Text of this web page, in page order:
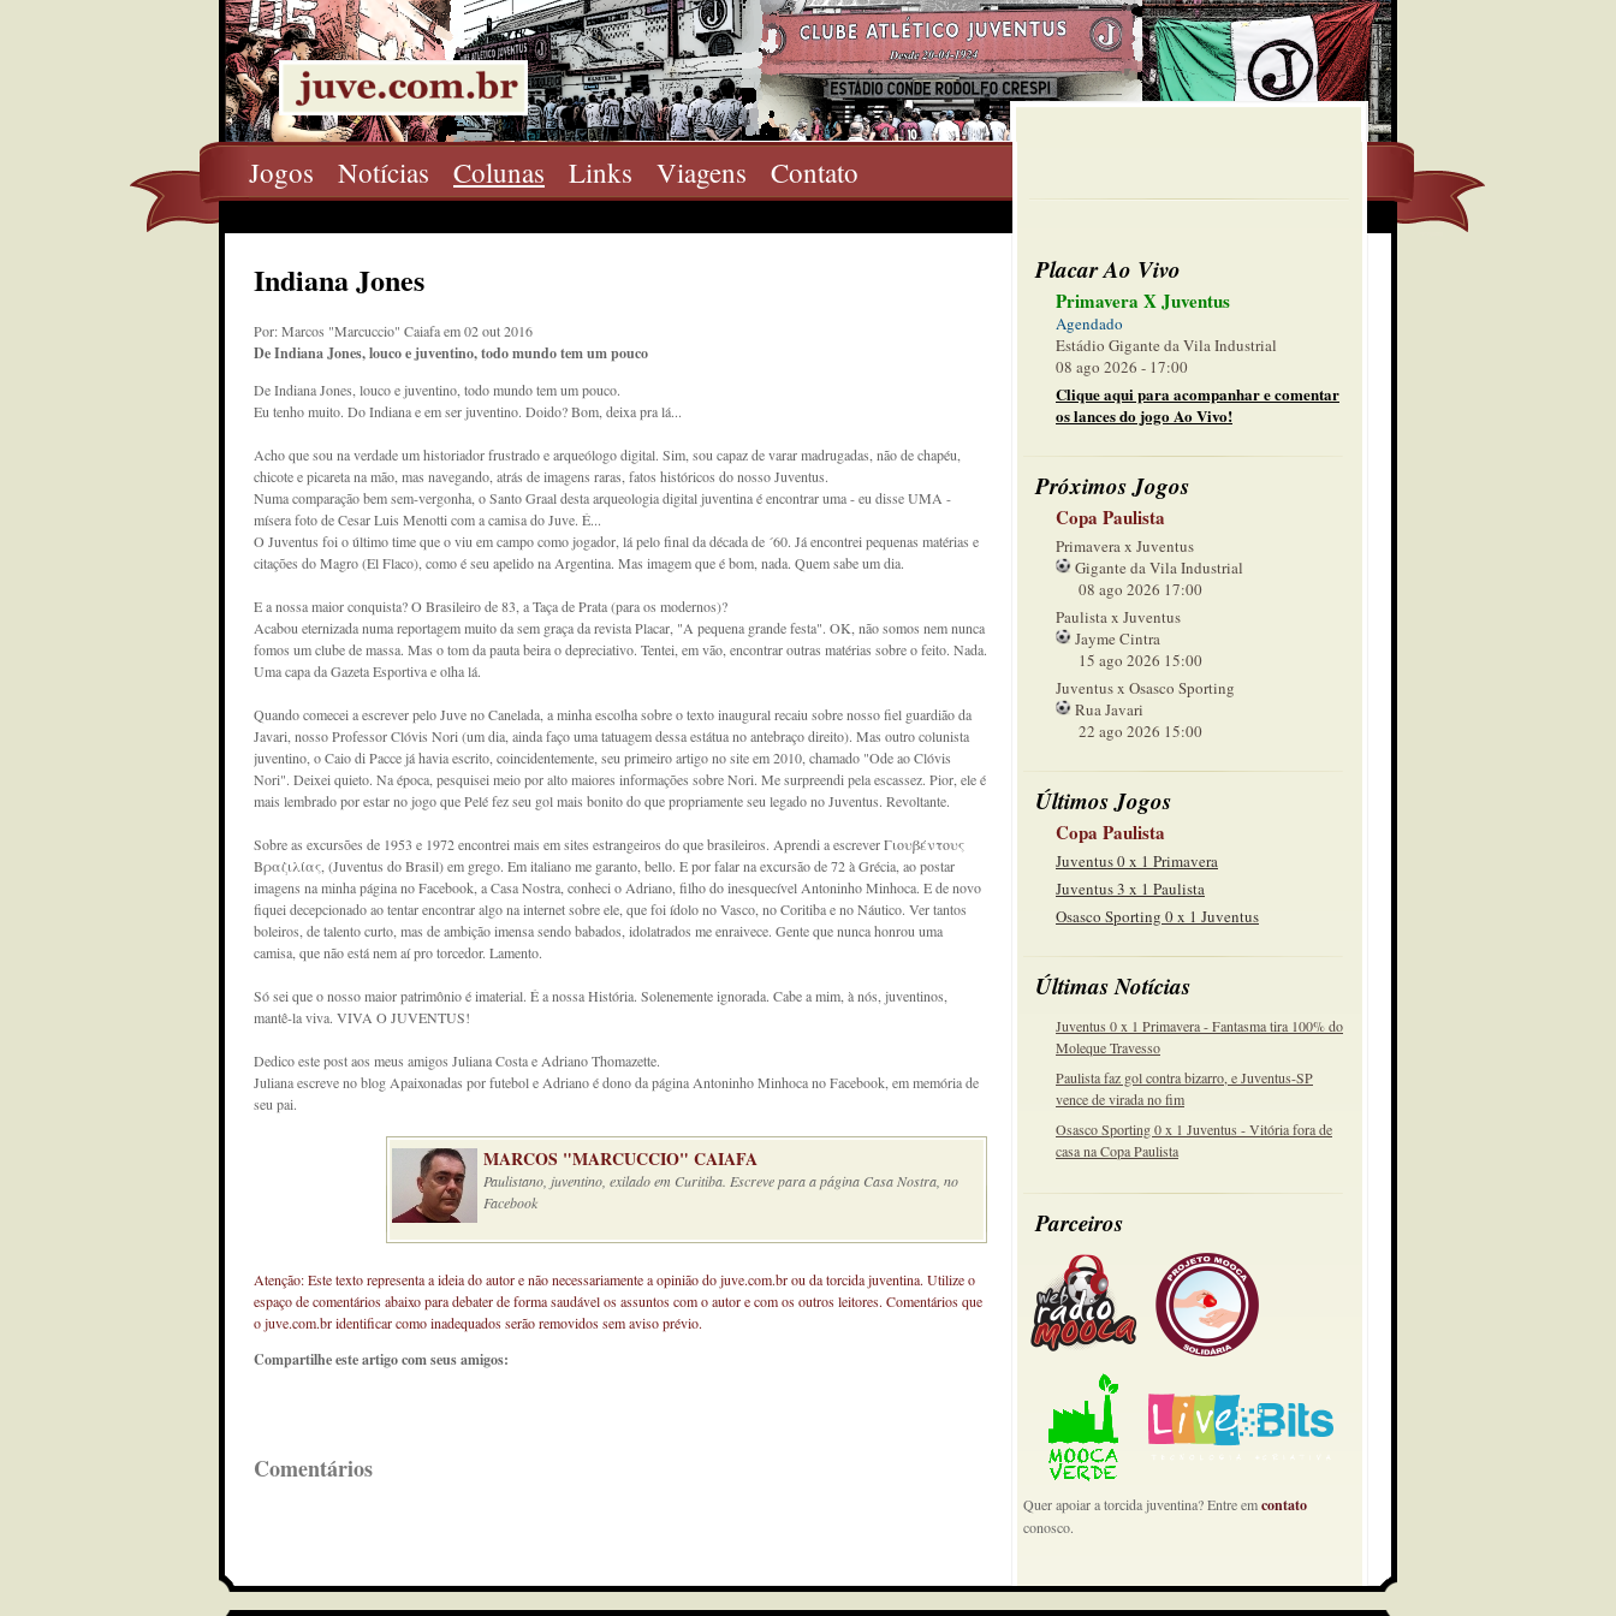
Jogos Notícias Colunas Links Viagens Contato
Placar Ao Vivo
Primavera X Juventus
Agendado
Estádio Gigante da Vila Industrial
08 ago 2026 - 17:00
Clique aqui para acompanhar e comentar
os lances do jogo Ao Vivo!
Próximos Jogos
Copa Paulista
Primavera x Juventus
Gigante da Vila Industrial
08 ago 2026 17:00
Paulista x Juventus
Jayme Cintra
15 ago 2026 15:00
Juventus x Osasco Sporting
Rua Javari
22 ago 2026 15:00
Últimos Jogos
Copa Paulista
Juventus 0 x 1 Primavera
Juventus 3 x 1 Paulista
Osasco Sporting 0 x 1 Juventus
Últimas Notícias
Juventus 0 x 1 Primavera - Fantasma tira 100% do
Moleque Travesso
Paulista faz gol contra bizarro, e Juventus-SP
vence de virada no fim
Osasco Sporting 0 x 1 Juventus - Vitória fora de
casa na Copa Paulista
Parceiros
Quer apoiar a torcida juventina? Entre emcontato
conosco.
Indiana Jones
Por: Marcos "Marcuccio" Caiafa em 02 out 2016
De Indiana Jones, louco e juventino, todo mundo tem um pouco
De Indiana Jones, louco e juventino, todo mundo tem um pouco.
Eu tenho muito. Do Indiana e em ser juventino. Doido? Bom, deixa pra lá...
Acho que sou na verdade um historiador frustrado e arqueólogo digital. Sim, sou capaz de varar madrugadas, não de chapéu,
chicote e picareta na mão, mas navegando, atrás de imagens raras, fatos históricos do nosso Juventus.
Numa comparação bem sem-vergonha, o Santo Graal desta arqueologia digital juventina é encontrar uma - eu disse UMA -
mísera foto de Cesar Luis Menotti com a camisa do Juve. É...
O Juventus foi o último time que o viu em campo como jogador, lá pelo final da década de ´60. Já encontrei pequenas matérias e
citações do Magro (El Flaco), como é seu apelido na Argentina. Mas imagem que é bom, nada. Quem sabe um dia.
E a nossa maior conquista? O Brasileiro de 83, a Taça de Prata (para os modernos)?
Acabou eternizada numa reportagem muito da sem graça da revista Placar, "A pequena grande festa". OK, não somos nem nunca
fomos um clube de massa. Mas o tom da pauta beira o depreciativo. Tentei, em vão, encontrar outras matérias sobre o feito. Nada.
Uma capa da Gazeta Esportiva e olha lá.
Quando comecei a escrever pelo Juve no Canelada, a minha escolha sobre o texto inaugural recaiu sobre nosso fiel guardião da
Javari, nosso Professor Clóvis Nori (um dia, ainda faço uma tatuagem dessa estátua no antebraço direito). Mas outro colunista
juventino, o Caio di Pacce já havia escrito, coincidentemente, seu primeiro artigo no site em 2010, chamado "Ode ao Clóvis
Nori". Deixei quieto. Na época, pesquisei meio por alto maiores informações sobre Nori. Me surpreendi pela escassez. Pior, ele é
mais lembrado por estar no jogo que Pelé fez seu gol mais bonito do que propriamente seu legado no Juventus. Revoltante.
Sobre as excursões de 1953 e 1972 encontrei mais em sites estrangeiros do que brasileiros. Aprendi a escrever Γιουβέντους
Βραζιλίας, (Juventus do Brasil) em grego. Em italiano me garanto, bello. E por falar na excursão de 72 à Grécia, ao postar
imagens na minha página no Facebook, a Casa Nostra, conheci o Adriano, filho do inesquecível Antoninho Minhoca. E de novo
fiquei decepcionado ao tentar encontrar algo na internet sobre ele, que foi ídolo no Vasco, no Coritiba e no Náutico. Ver tantos
boleiros, de talento curto, mas de ambição imensa sendo babados, idolatrados me enraivece. Gente que nunca honrou uma
camisa, que não está nem aí pro torcedor. Lamento.
Só sei que o nosso maior patrimônio é imaterial. É a nossa História. Solenemente ignorada. Cabe a mim, à nós, juventinos,
mantê-la viva. VIVA O JUVENTUS!
Dedico este post aos meus amigos Juliana Costa e Adriano Thomazette.
Juliana escreve no blog Apaixonadas por futebol e Adriano é dono da página Antoninho Minhoca no Facebook, em memória de
seu pai.
MARCOS "MARCUCCIO" CAIAFA
Paulistano, juventino, exilado em Curitiba. Escreve para a página Casa Nostra, no
Facebook
Atenção: Este texto representa a ideia do autor e não necessariamente a opinião do juve.com.br ou da torcida juventina. Utilize o
espaço de comentários abaixo para debater de forma saudável os assuntos com o autor e com os outros leitores. Comentários que
o juve.com.br identificar como inadequados serão removidos sem aviso prévio.
Compartilhe este artigo com seus amigos:
Comentários